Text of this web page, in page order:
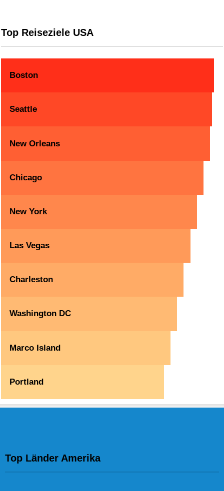
Top Reiseziele USA
Boston
Seattle
New Orleans
Chicago
New York
Las Vegas
Charleston
Washington DC
Marco Island
Portland
Top Länder Amerika